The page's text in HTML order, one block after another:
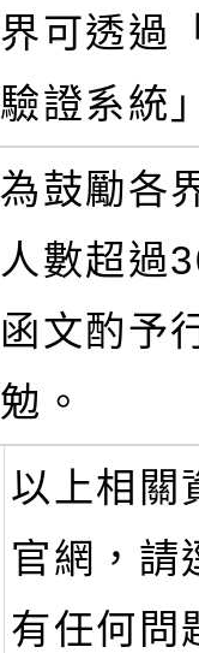
界可透過
驗證系統
為鼓勵各
人數超過
函文酌予
勉。
以上相關
官網，請
有任何問